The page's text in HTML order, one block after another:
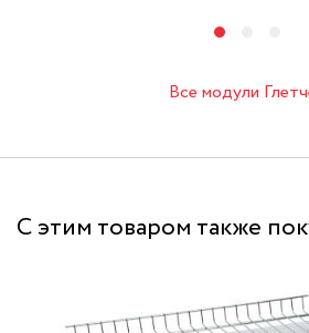
Все модули
С этим товаром также